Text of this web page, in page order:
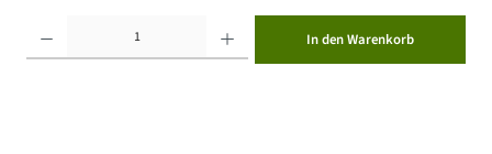
In den Warenkorb